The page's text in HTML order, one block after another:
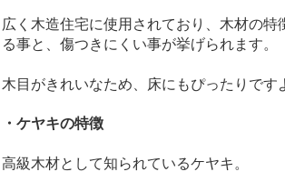
広く木造住宅に使用されており、木材の特
る事と、傷つきにくい事が挙げられます。
木目がきれいなため、床にもぴったりです
・ケヤキの特徴
高級木材として知られているケヤキ。